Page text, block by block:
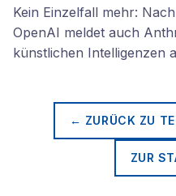
Kein Einzelfall mehr:
OpenAI meldet auch
künstlichen Intelligenzen
← ZURÜCK ZU
ZUR